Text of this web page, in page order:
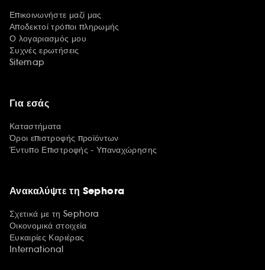
Επικοινωνήστε μαζί μας
Αποδεκτοί τρόποι πληρωμής
Ο λογαριασμός μου
Συχνές ερωτήσεις
Sitemap
Για εσάς
Καταστήματα
Όροι επιστροφής προϊόντων
Έντυπο Επιστροφής - Υπαναχώρησης
Ανακαλύψτε τη Sephora
Σχετικά με τη Sephora
Οικονομικά στοιχεία
Ευκαιρίες Καριέρας
International